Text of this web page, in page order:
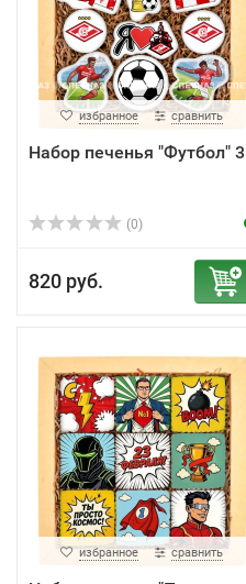
избранное сравнить
Набор печенья "Футбол" 3
(0)
820 руб.
избранное сравнить